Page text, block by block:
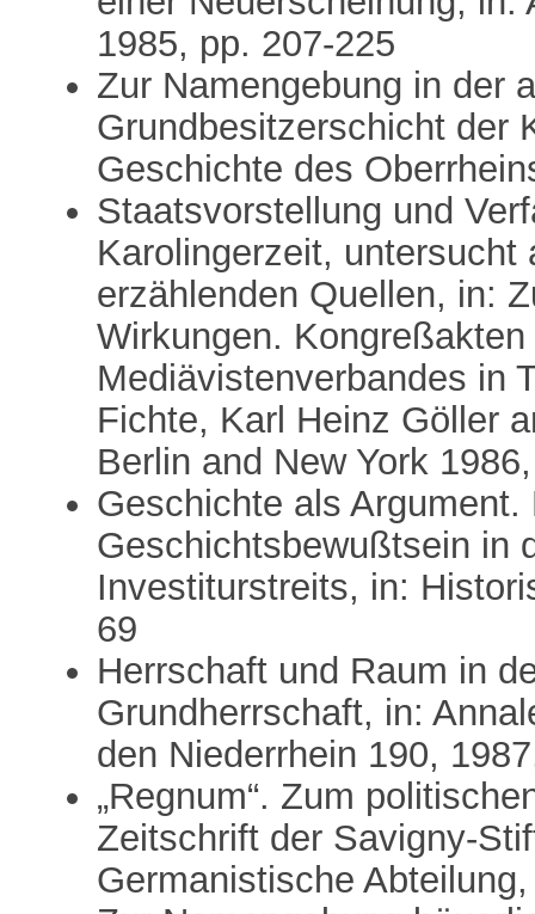
1985, pp. 207-225
Zur Namengebung in der
Grundbesitzerschicht der
Geschichte des
Staatsvorstellung und
Karolingerzeit, untersucht
erzählenden Quellen, in:
Wirkungen.
Mediävistenverbandes in
Fichte, Karl Heinz Göller
Berlin and New York
Geschichte als
Geschichtsbewußtsein in
Investiturstreits, in:
69
Herrschaft und Raum in
Grundherrschaft, in:
den Niederrhein 190,
„Regnum“. Zum
Zeitschrift der Savigny-
Germanistische